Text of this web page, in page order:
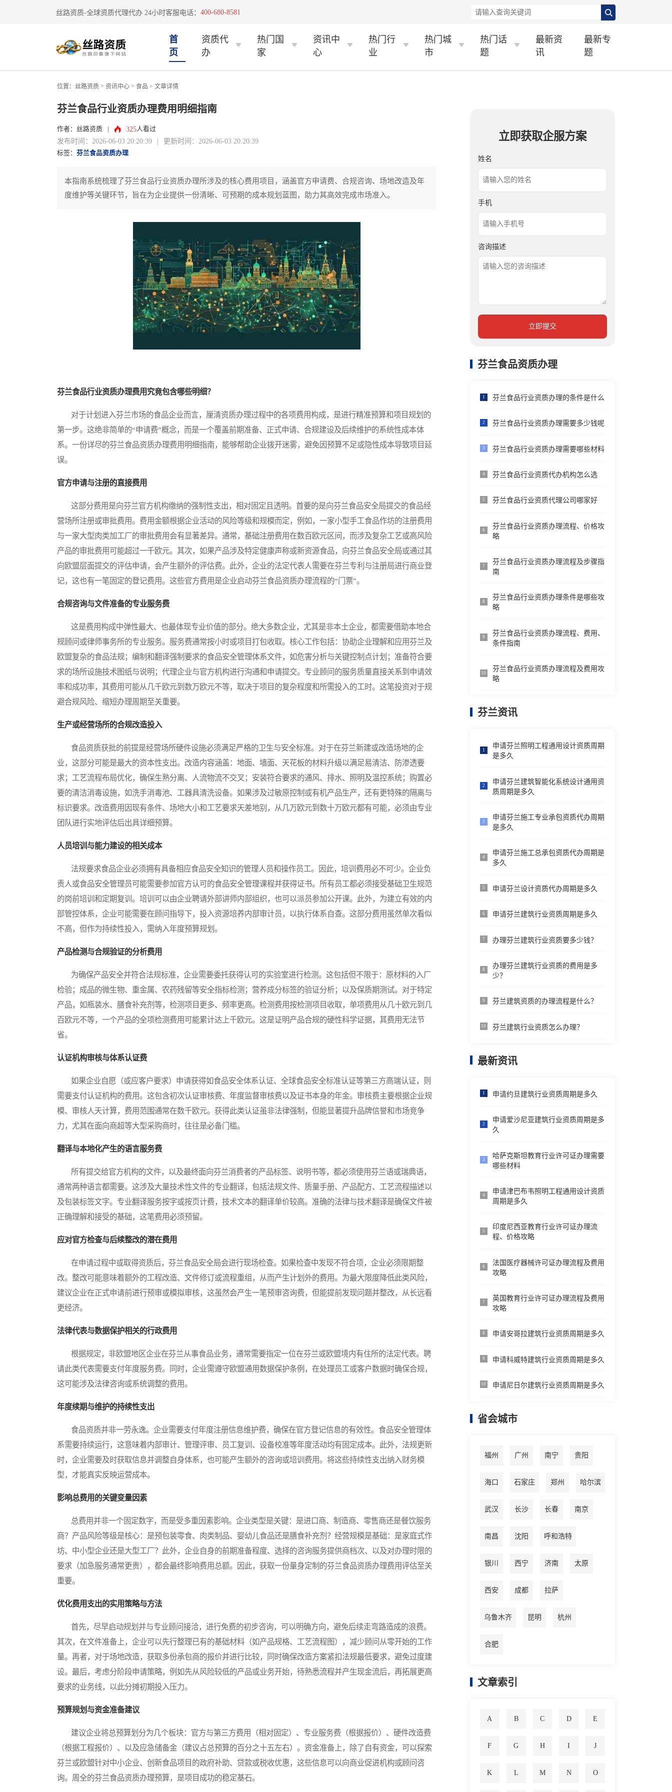
丝路资质-全球资质代理代办 24小时客服电话： 400-680-8581
首
页
资质代
办
热门国
家
资讯中
心
热门行
业
热门城
市
热门话
题
最新资
讯
最新专
题
位置： 丝路资质 > 资讯中心 > 食品 > 文章详情
芬兰食品行业资质办理费用明细指南
作者：丝路资质 325人看过
发布时间：2026-06-03 20:20:39 | 更新时间：2026-06-03 20:20:39
标签： 芬兰食品资质办理
本指南系统梳理了芬兰食品行业资质办理所涉及的核心费用项目，涵盖官方申请费、合规咨询、场地改造及年
度维护等关键环节，旨在为企业提供一份清晰、可预期的成本规划蓝图，助力其高效完成市场准入。
芬兰食品行业资质办理费用究竟包含哪些明细？
对于计划进入芬兰市场的食品企业而言，厘清资质办理过程中的各项费用构成，是进行精准预算和项目规划的
第一步。这绝非简单的“申请费”概念，而是一个覆盖前期准备、正式申请、合规建设及后续维护的系统性成本体
系。一份详尽的芬兰食品资质办理费用明细指南，能够帮助企业拨开迷雾，避免因预算不足或隐性成本导致项目延
误。
官方申请与注册的直接费用
这部分费用是向芬兰官方机构缴纳的强制性支出，相对固定且透明。首要的是向芬兰食品安全局提交的食品经
营场所注册或审批费用。费用金额根据企业活动的风险等级和规模而定，例如，一家小型手工食品作坊的注册费用
与一家大型肉类加工厂的审批费用会有显著差异。通常，基础注册费用在数百欧元区间，而涉及复杂工艺或高风险
产品的审批费用可能超过一千欧元。其次，如果产品涉及特定健康声称或新资源食品，向芬兰食品安全局或通过其
向欧盟层面提交的评估申请，会产生额外的评估费。此外，企业的法定代表人需要在芬兰专利与注册局进行商业登
记，这也有一笔固定的登记费用。这些官方费用是企业启动芬兰食品资质办理流程的“门票”。
合规咨询与文件准备的专业服务费
这是费用构成中弹性最大、也最体现专业价值的部分。绝大多数企业，尤其是非本土企业，都需要借助本地合
规顾问或律师事务所的专业服务。服务费通常按小时或项目打包收取。核心工作包括：协助企业理解和应用芬兰及
欧盟复杂的食品法规；编制和翻译强制要求的食品安全管理体系文件，如危害分析与关键控制点计划；准备符合要
求的场所设施技术图纸与说明；代理企业与官方机构进行沟通和申请提交。专业顾问的服务质量直接关系到申请效
率和成功率，其费用可能从几千欧元到数万欧元不等，取决于项目的复杂程度和所需投入的工时。这笔投资对于规
避合规风险、缩短办理周期至关重要。
生产或经营场所的合规改造投入
食品资质获批的前提是经营场所硬件设施必须满足严格的卫生与安全标准。对于在芬兰新建或改造场地的企
业，这部分可能是最大的资本性支出。改造内容涵盖：地面、墙面、天花板的材料升级以满足易清洁、防渗透要
求；工艺流程布局优化，确保生熟分离、人流物流不交叉；安装符合要求的通风、排水、照明及温控系统；购置必
要的清洁消毒设施，如洗手消毒池、工器具清洗设备。如果涉及过敏原控制或有机产品生产，还有更特殊的隔离与
标识要求。改造费用因现有条件、场地大小和工艺要求天差地别，从几万欧元到数十万欧元都有可能，必须由专业
团队进行实地评估后出具详细预算。
人员培训与能力建设的相关成本
法规要求食品企业必须拥有具备相应食品安全知识的管理人员和操作员工。因此，培训费用必不可少。企业负
责人或食品安全管理员可能需要参加官方认可的食品安全管理课程并获得证书。所有员工都必须接受基础卫生规范
的岗前培训和定期复训。培训可以由企业聘请外部讲师内部组织，也可以派员参加公开课。此外，为建立有效的内
部管控体系，企业可能需要在顾问指导下，投入资源培养内部审计员，以执行体系自查。这部分费用虽然单次看似
不高，但作为持续性投入，需纳入年度预算规划。
产品检测与合规验证的分析费用
为确保产品安全并符合法规标准，企业需要委托获得认可的实验室进行检测。这包括但不限于：原材料的入厂
检验；成品的微生物、重金属、农药残留等安全指标检测；营养成分标签的验证分析；以及保质期测试。对于特定
产品，如瓶装水、膳食补充剂等，检测项目更多、频率更高。检测费用按检测项目收取，单项费用从几十欧元到几
百欧元不等，一个产品的全项检测费用可能累计达上千欧元。这是证明产品合规的硬性科学证据，其费用无法节
省。
认证机构审核与体系认证费
如果企业自愿（或应客户要求）申请获得如食品安全体系认证、全球食品安全标准认证等第三方高端认证，则
需要支付认证机构的费用。这包含初次认证审核费、年度监督审核费以及证书本身的年金。审核费主要根据企业规
模、审核人天计算，费用范围通常在数千欧元。获得此类认证虽非法律强制，但能显著提升品牌信誉和市场竞争
力，尤其在面向商超等大型采购商时，往往是必备门槛。
翻译与本地化产生的语言服务费
所有提交给官方机构的文件，以及最终面向芬兰消费者的产品标签、说明书等，都必须使用芬兰语或瑞典语，
通常两种语言都需要。这涉及大量技术性文件的专业翻译，包括法规文件、质量手册、产品配方、工艺流程描述以
及包装标签文字。专业翻译服务按字或按页计费，技术文本的翻译单价较高。准确的法律与技术翻译是确保文件被
正确理解和接受的基础，这笔费用必须预留。
应对官方检查与后续整改的潜在费用
在申请过程中或取得资质后，芬兰食品安全局会进行现场检查。如果检查中发现不符合项，企业必须限期整
改。整改可能意味着额外的工程改造、文件修订或流程重组，从而产生计划外的费用。为最大限度降低此类风险，
建议企业在正式申请前进行预审或模拟审核，这虽然会产生一笔预审咨询费，但能提前发现问题并整改，从长远看
更经济。
法律代表与数据保护相关的行政费用
根据规定，非欧盟地区企业在芬兰从事食品业务，通常需要指定一位在芬兰或欧盟境内有住所的法定代表。聘
请此类代表需要支付年度服务费。同时，企业需遵守欧盟通用数据保护条例，在处理员工或客户数据时确保合规，
这可能涉及法律咨询或系统调整的费用。
年度续期与维护的持续性支出
食品资质并非一劳永逸。企业需要支付年度注册信息维护费，确保在官方登记信息的有效性。食品安全管理体
系需要持续运行，这意味着内部审计、管理评审、员工复训、设备校准等年度活动均有固定成本。此外，法规更新
时，企业需要及时获取信息并调整自身体系，也可能产生额外的咨询或培训费用。将这些持续性支出纳入财务模
型，才能真实反映运营成本。
影响总费用的关键变量因素
总费用并非一个固定数字，而是受多重因素影响。企业类型是关键：是进口商、制造商、零售商还是餐饮服务
商？产品风险等级是核心：是预包装零食、肉类制品、婴幼儿食品还是膳食补充剂？经营规模是基础：是家庭式作
坊、中小型企业还是大型工厂？此外，企业自身的前期准备程度、选择的咨询服务提供商档次、以及对办理时限的
要求（加急服务通常更贵），都会最终影响费用总额。因此，获取一份量身定制的芬兰食品资质办理费用评估至关
重要。
优化费用支出的实用策略与方法
首先，尽早启动规划并与专业顾问接洽，进行免费的初步咨询，可以明确方向，避免后续走弯路造成的浪费。
其次，在文件准备上，企业可以先行整理已有的基础材料（如产品规格、工艺流程图），减少顾问从零开始的工作
量。再者，对于场地改造，获取多份承包商的报价并进行比较，同时确保改造方案紧扣法规最低要求，避免过度建
设。最后，考虑分阶段申请策略，例如先从风险较低的产品或业务开始，待熟悉流程并产生现金流后，再拓展更高
要求的业务线，以此分摊初期投入压力。
预算规划与资金准备建议
建议企业将总预算划分为几个板块：官方与第三方费用（相对固定）、专业服务费（根据报价）、硬件改造费
（根据工程报价）、以及应急储备金（建议占总预算的百分之十五左右）。资金准备上，除了自有资金，可以探索
芬兰或欧盟针对中小企业、创新食品项目的政府补助、贷款或税收优惠，这些信息可以向商业促进机构或顾问咨
询。周全的芬兰食品资质办理预算，是项目成功的稳定基石。
立即获取企服方案
姓名
手机
咨询描述
立即提交
芬兰食品资质办理
1 芬兰食品行业资质办理的条件是什么
2 芬兰食品行业资质办理需要多少钱呢
3 芬兰食品行业资质办理需要哪些材料
4 芬兰食品行业资质代办机构怎么选
5 芬兰食品行业资质代理公司哪家好
6
芬兰食品行业资质办理流程、价格攻
略
7
芬兰食品行业资质办理流程及步骤指
南
8
芬兰食品行业资质办理条件是哪些攻
略
9
芬兰食品行业资质办理流程、费用、
条件指南
10
芬兰食品行业资质办理流程及费用攻
略
芬兰资讯
1
申请芬兰照明工程通用设计资质周期
是多久
2
申请芬兰建筑智能化系统设计通用资
质周期是多久
3
申请芬兰施工专业承包资质代办周期
是多久
4
申请芬兰施工总承包资质代办周期是
多久
5 申请芬兰设计资质代办周期是多久
6 申请芬兰建筑行业资质周期是多久
7 办理芬兰建筑行业资质要多少钱？
8
办理芬兰建筑行业资质的费用是多
少？
9 芬兰建筑资质的办理流程是什么？
10 芬兰建筑行业资质怎么办理？
最新资讯
1 申请约旦建筑行业资质周期是多久
2
申请爱沙尼亚建筑行业资质周期是多
久
3
哈萨克斯坦教育行业许可证办理需要
哪些材料
4
申请津巴布韦照明工程通用设计资质
周期是多久
5
印度尼西亚教育行业许可证办理流
程、价格攻略
6
法国医疗器械许可证办理流程及费用
攻略
7
英国教育行业许可证办理流程及费用
攻略
8 申请安哥拉建筑行业资质周期是多久
9 申请科威特建筑行业资质周期是多久
10 申请尼日尔建筑行业资质周期是多久
省会城市
福州 广州 南宁 贵阳
海口 石家庄 郑州 哈尔滨
武汉 长沙 长春 南京
南昌 沈阳 呼和浩特
银川 西宁 济南 太原
西安 成都 拉萨
乌鲁木齐 昆明 杭州
合肥
文章索引
A B C D E
F G H I J
K L M N O